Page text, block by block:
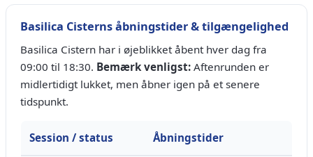
Basilica Cisterns åbningstider & tilgængelighed
Basilica Cistern har i øjeblikket åbent hver dag fra
09:00 til 18:30. Bemærk venligst: Aftenrunden er
midlertidigt lukket, men åbner igen på et senere
tidspunkt.
Session / status Åbningstider